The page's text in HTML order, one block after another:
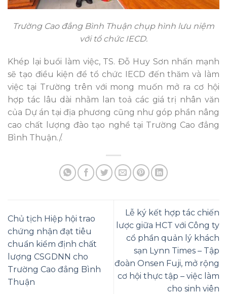
Trường Cao đẳng Bình Thuận chụp hình lưu niệm
với tổ chức IECD.
Khép lại buổi làm việc, TS. Đỗ Huy Sơn nhấn mạnh
sẽ tạo điều kiện để tổ chức IECD đến thăm và làm
việc tại Trường trên với mong muốn mở ra cơ hội
hợp tác lâu dài nhằm lan toả các giá trị nhân văn
của Dự án tại địa phương cũng như góp phần nâng
cao chất lượng đào tạo nghề tại Trường Cao đẳng
Bình Thuận./.
Chủ tịch Hiệp hội trao
chứng nhận đạt tiêu
chuẩn kiểm định chất
lượng CSGDNN cho
Trường Cao đẳng Bình
Thuận
Lễ ký kết hợp tác chiến
lược giữa HCT với Công ty
cổ phần quản lý khách
sạn Lynn Times – Tập
đoàn Onsen Fuji, mở rộng
cơ hội thực tập – việc làm
cho sinh viên